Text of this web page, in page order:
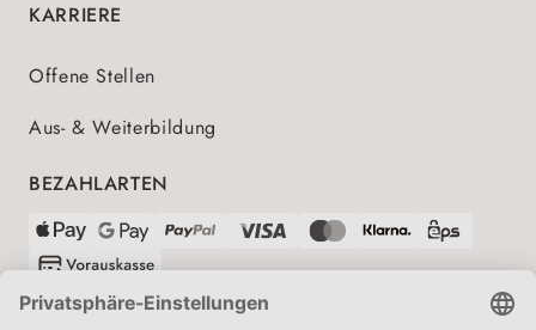
KARRIERE
Offene Stellen
Aus- & Weiterbildung
BEZAHLARTEN
VERSANDPARTNER